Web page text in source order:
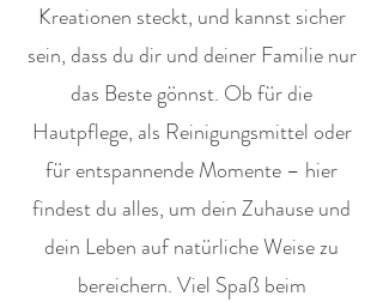
Kreationen steckt, und kannst sicher
sein, dass du dir und deiner Familie nur
das Beste gönnst. Ob für die
Hautpflege, als Reinigungsmittel oder
für entspannende Momente – hier
findest du alles, um dein Zuhause und
dein Leben auf natürliche Weise zu
bereichern. Viel Spaß beim